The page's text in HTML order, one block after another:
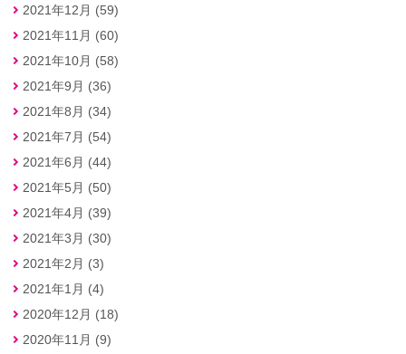
2021年12月 (59)
2021年11月 (60)
2021年10月 (58)
2021年9月 (36)
2021年8月 (34)
2021年7月 (54)
2021年6月 (44)
2021年5月 (50)
2021年4月 (39)
2021年3月 (30)
2021年2月 (3)
2021年1月 (4)
2020年12月 (18)
2020年11月 (9)